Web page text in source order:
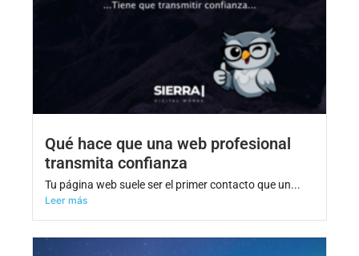
Qué hace que una web profesional
transmita confianza
Tu página web suele ser el primer contacto que un...
Leer más